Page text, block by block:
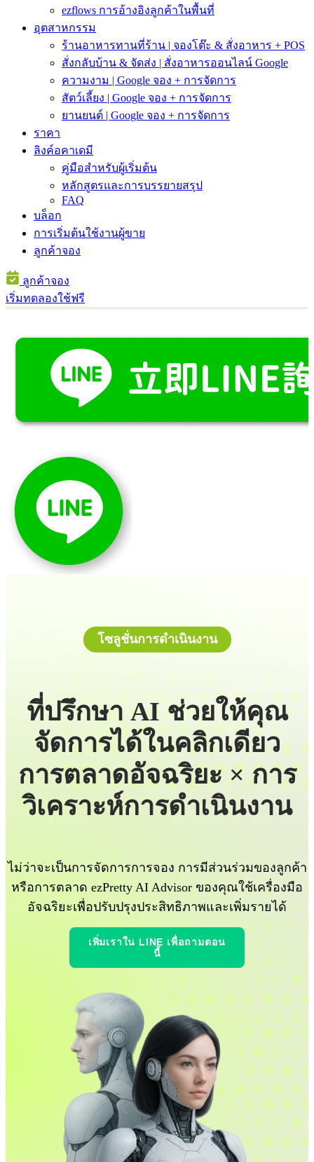
ezflows การอ้างอิงลูกค้าในพื้นที่
อุตสาหกรรม
ร้านอาหารทานที่ร้าน | จองโต๊ะ & สั่งอาหาร + POS
สั่งกลับบ้าน & จัดส่ง | สั่งอาหารออนไลน์ Google
ความงาม | Google จอง + การจัดการ
สัตว์เลี้ยง | Google จอง + การจัดการ
ยานยนต์ | Google จอง + การจัดการ
ราคา
ลิงค์อคาเดมี
คู่มือสำหรับผู้เริ่มต้น
หลักสูตรและการบรรยายสรุป
FAQ
บล็อก
การเริ่มต้นใช้งานผู้ขาย
ลูกค้าจอง
ลูกค้าจอง
เริ่มทดลองใช้ฟรี
โซลูชั่นการดำเนินงาน
ที่ปรึกษา AI ช่วยให้คุณ
จัดการได้ในคลิกเดียว
การตลาดอัจฉริยะ × การ
วิเคราะห์การดำเนินงาน
ไม่ว่าจะเป็นการจัดการการจอง การมีส่วนร่วมของลูกค้า
หรือการตลาด ezPretty AI Advisor ของคุณใช้เครื่องมือ
อัจฉริยะเพื่อปรับปรุงประสิทธิภาพและเพิ่มรายได้
เพิ่มเราใน LINE เพื่อถามตอน
นี้